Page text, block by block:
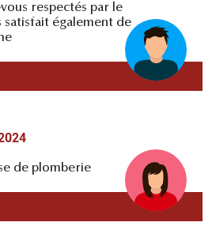
respectés par le
satisfait également de
de plomberie